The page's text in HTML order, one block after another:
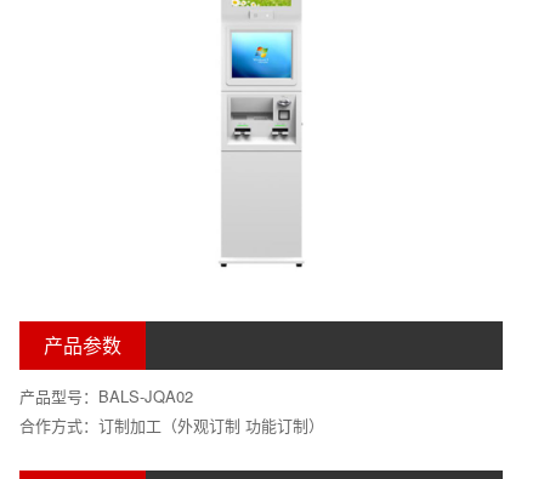
产品参数
产品型号：BALS-JQA02
合作方式：订制加工（外观订制 功能订制）